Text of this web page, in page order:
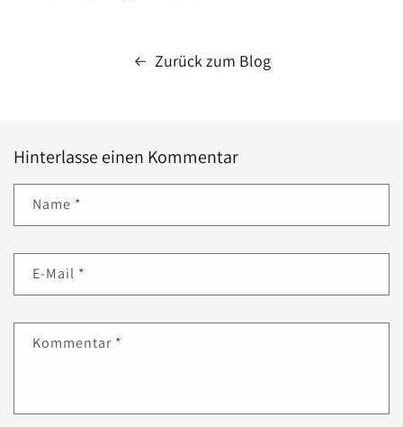
Zurück zum Blog
Hinterlasse einen Kommentar
Name *
E-Mail *
Kommentar *